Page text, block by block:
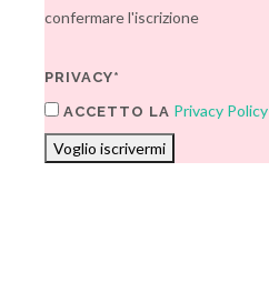
confermare l'iscrizione
PRIVACY*
ACCETTO LA Privacy Policy
Voglio iscrivermi